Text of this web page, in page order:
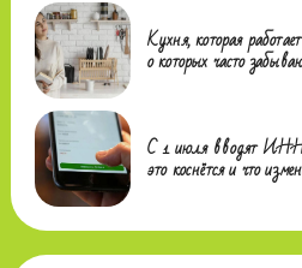
Кухня, которая
о которых часто
С 1 июля вводят
это коснётся и что